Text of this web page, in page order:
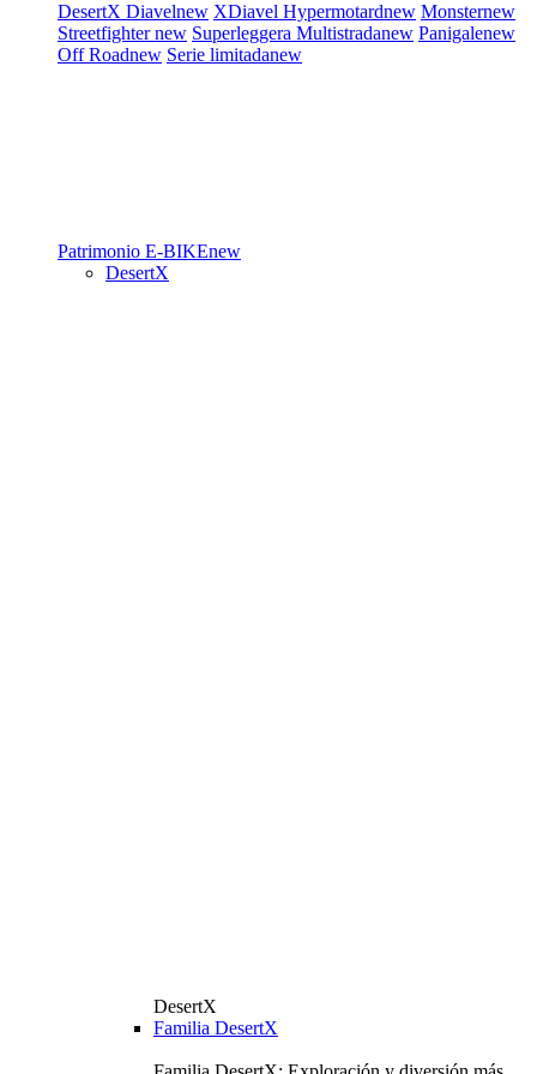
DesertX Diavelnew XDiavel Hypermotardnew Monsternew
Streetfighternew Superleggera Multistradanew Panigalenew
Off Roadnew Serie limitadanew
Patrimonio E-BIKEnew
DesertX
DesertX
Familia DesertX